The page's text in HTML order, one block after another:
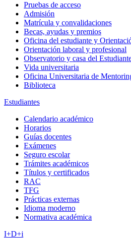
Pruebas de acceso
Admisión
Matrícula y convalidaciones
Becas, ayudas y premios
Oficina del estudiante y
Orientación laboral y profesional
Observatorio y casa del
Vida universitaria
Oficina Universitaria de
Biblioteca
Estudiantes
Calendario académico
Horarios
Guías docentes
Exámenes
Seguro escolar
Trámites académicos
Títulos y certificados
RAC
TFG
Prácticas externas
Idioma moderno
Normativa académica
I+D+i